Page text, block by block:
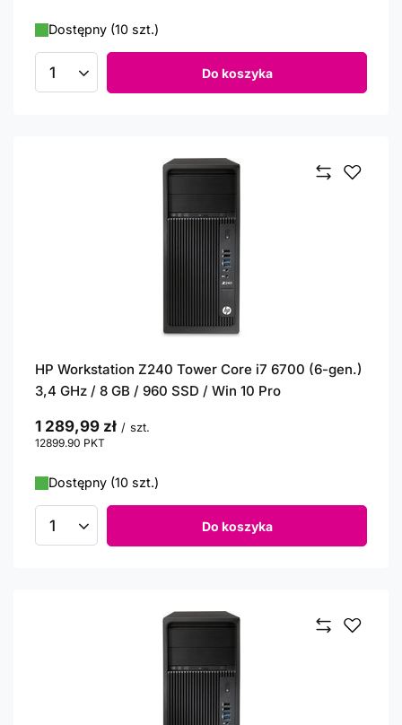
Dostępny (10 szt.)
Ilość produktów Do koszyka
HP Workstation Z240 Tower Core i7 6700 (6-gen.)
3,4 GHz / 8 GB / 960 SSD / Win 10 Pro
1 289,99 zł / szt.
12899.90 PKT
Dostępny (10 szt.)
Ilość produktów Do koszyka